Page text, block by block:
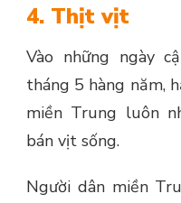
4. Thịt vịt
Vào những ngày
tháng 5 hàng năm,
miền Trung luôn
bán vịt sống.
Người dân miền